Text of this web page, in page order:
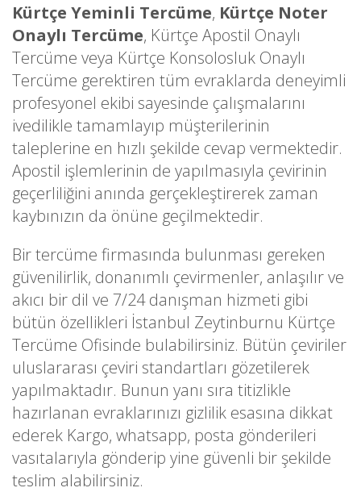
Kürtçe Yeminli Tercüme, Kürtçe Noter
Onaylı Tercüme, Kürtçe Apostil Onaylı
Tercüme veya Kürtçe Konsolosluk Onaylı
Tercüme gerektiren tüm evraklarda deneyimli
profesyonel ekibi sayesinde çalışmalarını
ivedilikle tamamlayıp müşterilerinin
taleplerine en hızlı şekilde cevap vermektedir.
Apostil işlemlerinin de yapılmasıyla çevirinin
geçerliliğini anında gerçekleştirerek zaman
kaybınızın da önüne geçilmektedir.
Bir tercüme firmasında bulunması gereken
güvenilirlik, donanımlı çevirmenler, anlaşılır ve
akıcı bir dil ve 7/24 danışman hizmeti gibi
bütün özellikleri İstanbul Zeytinburnu Kürtçe
Tercüme Ofisinde bulabilirsiniz. Bütün çeviriler
uluslararası çeviri standartları gözetilerek
yapılmaktadır. Bunun yanı sıra titizlikle
hazırlanan evraklarınızı gizlilik esasına dikkat
ederek Kargo, whatsapp, posta gönderileri
vasıtalarıyla gönderip yine güvenli bir şekilde
teslim alabilirsiniz.